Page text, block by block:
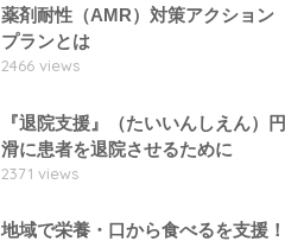
薬剤耐性（AMR）対策アクション
プランとは
2466 views
『退院支援』（たいいんしえん）円
滑に患者を退院させるために
2371 views
地域で栄養・口から食べるを支援！